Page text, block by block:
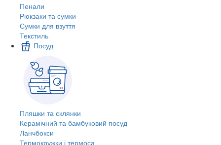
Пенали
Рюкзаки та сумки
Сумки для взуття
Текстиль
Посуд
Пляшки та склянки
Керамічний та бамбуковий посуд
Ланчбокси
Термокружки і термоса